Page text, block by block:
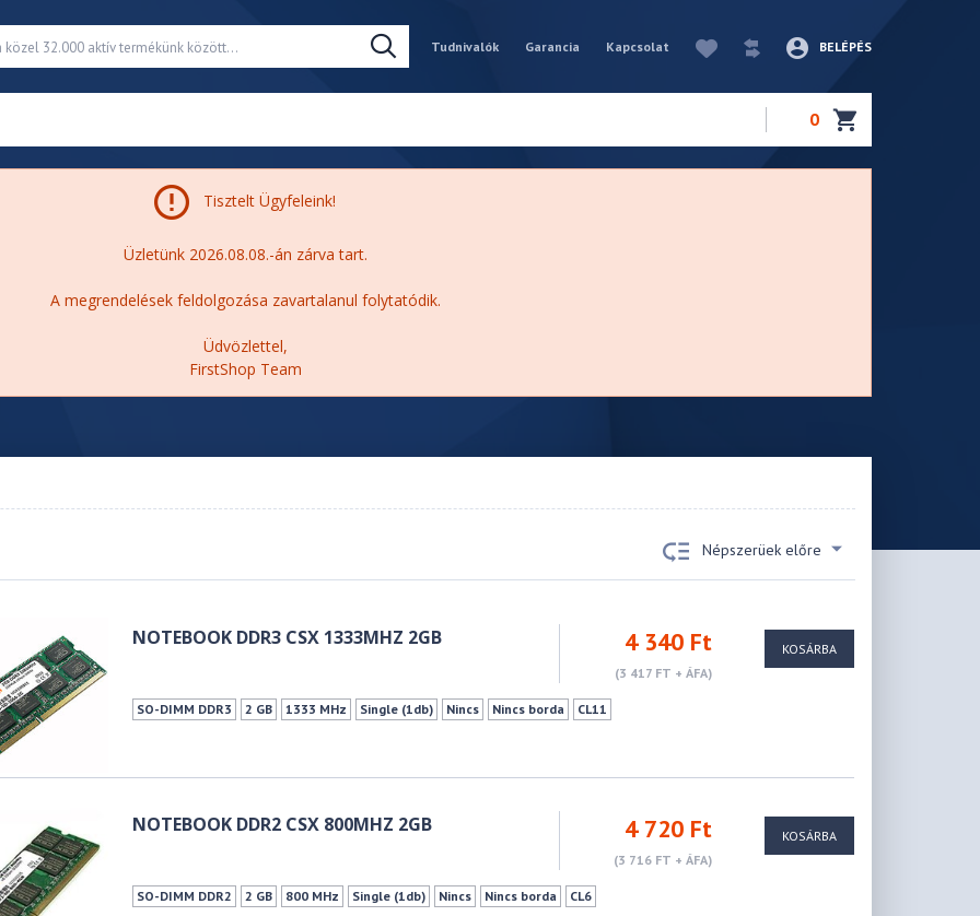
Tudnivalók Garancia Kapcsolat BELÉPÉS
0
Tisztelt Ügyfeleink!
Üzletünk 2026.08.08.-án zárva tart.
A megrendelések feldolgozása zavartalanul folytatódik.
Üdvözlettel,
FirstShop Team
Népszerüek előre
NOTEBOOK DDR3 CSX 1333MHZ 2GB 4 340 Ft
(3 417 FT + ÁFA)
SO-DIMM DDR3 2 GB 1333 MHz Single (1db) Nincs Nincs borda CL11
KOSÁRBA
NOTEBOOK DDR2 CSX 800MHZ 2GB 4 720 Ft
(3 716 FT + ÁFA)
SO-DIMM DDR2 2 GB 800 MHz Single (1db) Nincs Nincs borda CL6
KOSÁRBA